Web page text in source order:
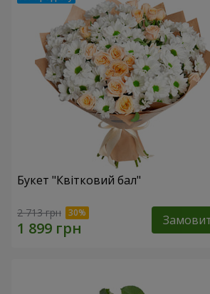
Букет "Квітковий бал"
2 713 грн